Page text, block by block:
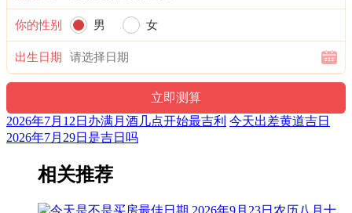
吉神：天恩 母仓 福德 时阴
【巳时】[09:00-10:59]
时辰宜：教牛马 伐木 问名 开张 立卷 裁衣 扫除 结婚 迁坟 纳
时辰忌：冠笄 启攒 开业 赴任 牧养 畋猎 进人口 动土 打猎 下
葬 栽种 买房 补垣 入殓 求医疗病 祭祀 掘井 取鱼 冠笄
冲煞：冲猪煞东
你的性别 男 女
出生日期
2026年7月12日办满月酒几点开始最吉利 今天出差黄道吉日
2026年7月29日是吉日吗
相关推荐